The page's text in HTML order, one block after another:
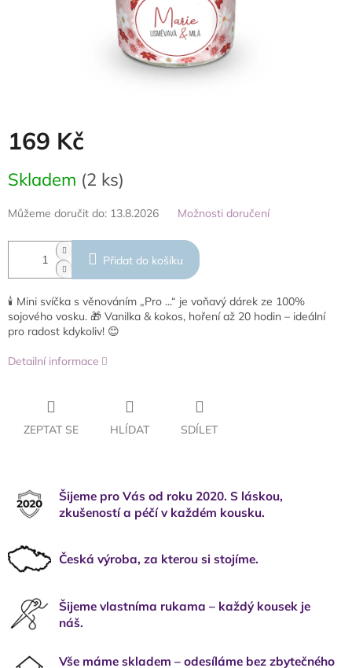
169 Kč
cena:
Skladem (2 ks)
Můžeme doručit do: 13.8.2026 Možnosti doručení
Přidat do košíku
🕯️ Mini svíčka s věnováním „Pro ...“ je voňavý dárek ze 100%
sojového vosku. 🎁 Vanilka & kokos, hoření až 20 hodin – ideální
pro radost kdykoliv! 😊
Detailní informace
ZEPTAT SE HLÍDAT SDÍLET
Šijeme pro Vás od roku 2020. S láskou,
zkušeností a péčí v každém kousku.
Česká výroba, za kterou si stojíme.
Šijeme vlastníma rukama – každý kousek je
náš.
Vše máme skladem – odesíláme bez zbytečného